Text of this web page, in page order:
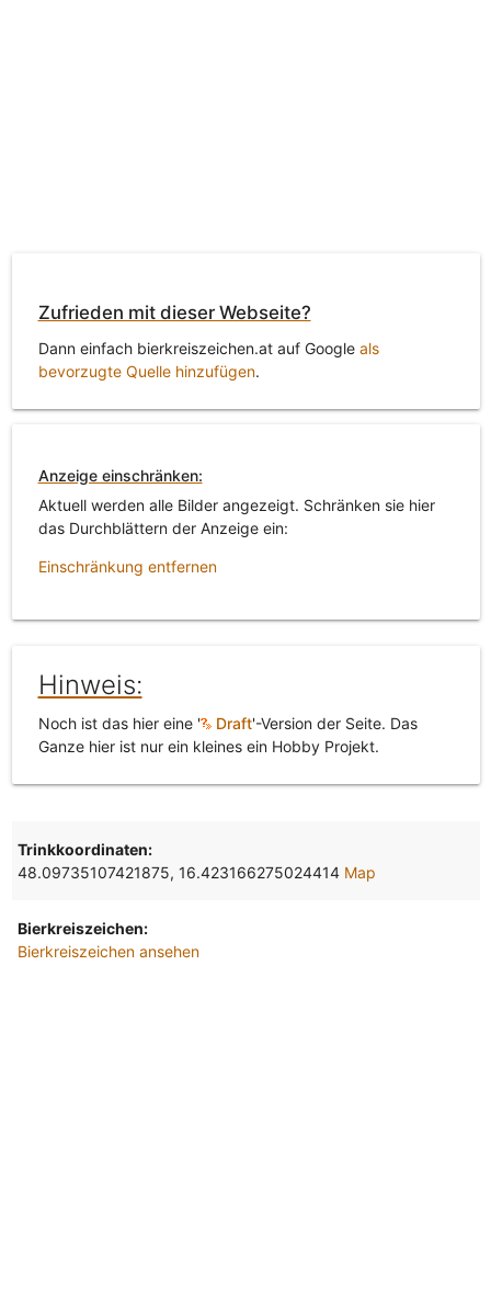
Zufrieden mit dieser Webseite?
Dann einfach bierkreiszeichen.at auf Google als
bevorzugte Quelle hinzufügen.
Anzeige einschränken:
Aktuell werden alle Bilder angezeigt. Schränken sie hier
das Durchblättern der Anzeige ein:
Einschränkung entfernen
Hinweis:
Noch ist das hier eine ' Draft'-Version der Seite. Das
Ganze hier ist nur ein kleines ein Hobby Projekt.
Trinkkoordinaten:
48.09735107421875, 16.423166275024414 Map
Bierkreiszeichen:
Bierkreiszeichen ansehen